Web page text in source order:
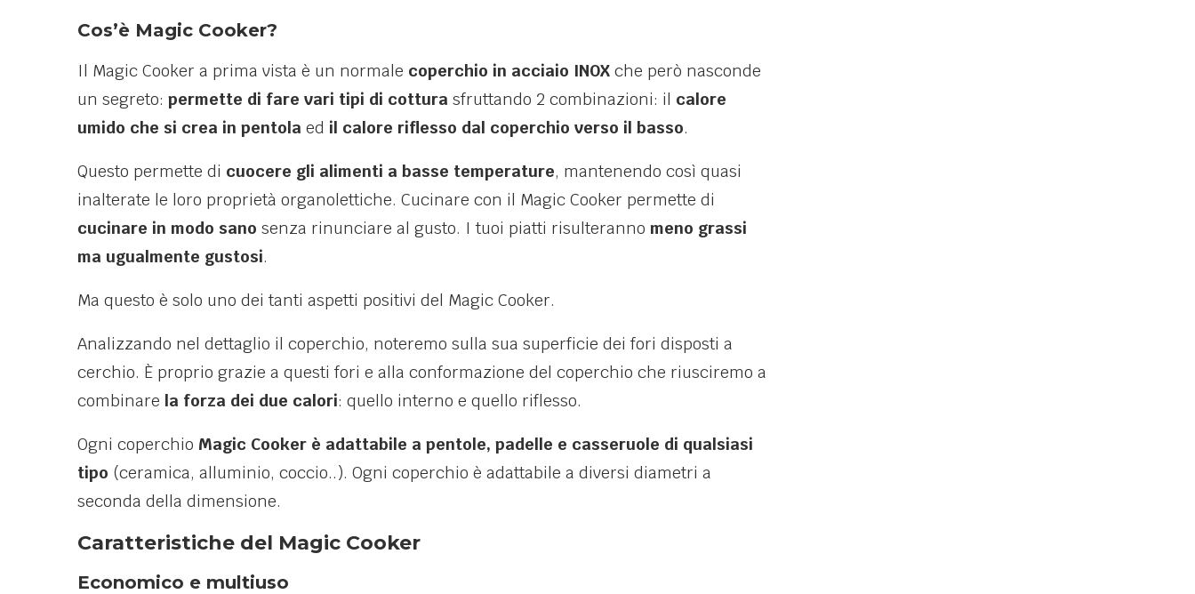
Cos’è Magic Cooker?
Il Magic Cooker a prima vista è un normale coperchio in acciaio INOX che però nasconde
un segreto: permette di fare vari tipi di cottura sfruttando 2 combinazioni: il calore
umido che si crea in pentola ed il calore riflesso dal coperchio verso il basso.
Questo permette di cuocere gli alimenti a basse temperature, mantenendo così quasi
inalterate le loro proprietà organolettiche. Cucinare con il Magic Cooker permette di
cucinare in modo sano senza rinunciare al gusto. I tuoi piatti risulteranno meno grassi
ma ugualmente gustosi.
Ma questo è solo uno dei tanti aspetti positivi del Magic Cooker.
Analizzando nel dettaglio il coperchio, noteremo sulla sua superficie dei fori disposti a
cerchio. È proprio grazie a questi fori e alla conformazione del coperchio che riusciremo a
combinare la forza dei due calori: quello interno e quello riflesso.
Ogni coperchio Magic Cooker è adattabile a pentole, padelle e casseruole di qualsiasi
tipo (ceramica, alluminio, coccio..). Ogni coperchio è adattabile a diversi diametri a
seconda della dimensione.
Caratteristiche del Magic Cooker
Economico e multiuso